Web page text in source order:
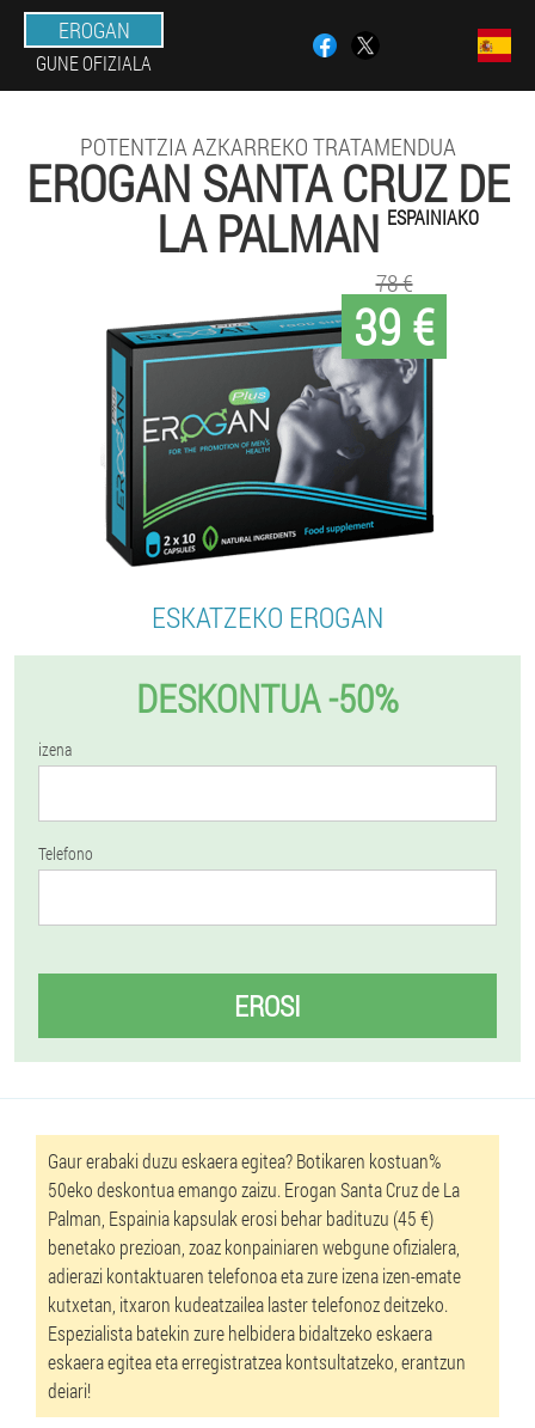
EROGAN
GUNE OFIZIALA
POTENTZIA AZKARREKO TRATAMENDUA
EROGAN SANTA CRUZ DE
LA PALMAN ESPAINIAKO
39 €
78 €
ESKATZEKO EROGAN
DESKONTUA -50%
izena
Telefono
EROSI
Gaur erabaki duzu eskaera egitea? Botikaren kostuan%
50eko deskontua emango zaizu. Erogan Santa Cruz de La
Palman, Espainia kapsulak erosi behar badituzu (45 €)
benetako prezioan, zoaz konpainiaren webgune ofizialera,
adierazi kontaktuaren telefonoa eta zure izena izen-emate
kutxetan, itxaron kudeatzailea laster telefonoz deitzeko.
Espezialista batekin zure helbidera bidaltzeko eskaera
eskaera egitea eta erregistratzea kontsultatzeko, erantzun
deiari!